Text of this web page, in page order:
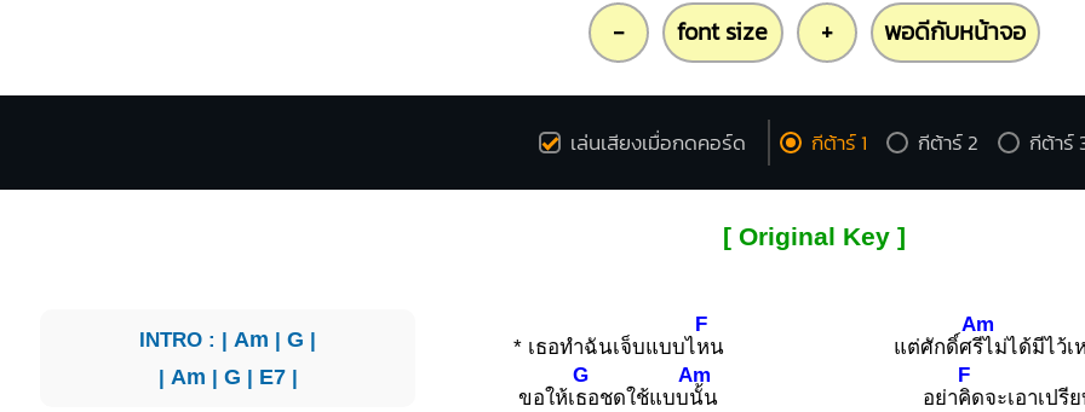
- font size + พอดีกับหน้าจอ
เล่นเสียงเมื่อกดคอร์ด กีต้าร์ 1 กีต้าร์ 2 กีต้าร์
[ Original Key ]
INTRO : | Am |G |
| Am | G | E7|
* เธอทำฉันเจ็บแบบไ
F
หน
ขอให้เ
G
ธอชดใช้แบบ
Am
นั้น
แต่ศักดิ์ศ
Am
รีไม่ได้มีไว้เ
อย่า
F
คิดจะเอาเปรี